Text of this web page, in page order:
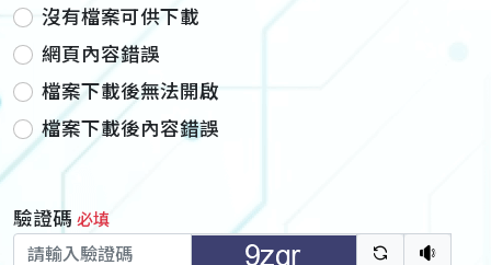
沒有檔案可供下載
網頁內容錯誤
檔案下載後無法開啟
檔案下載後內容錯誤
驗證碼 必填
驗證碼重新
聽語